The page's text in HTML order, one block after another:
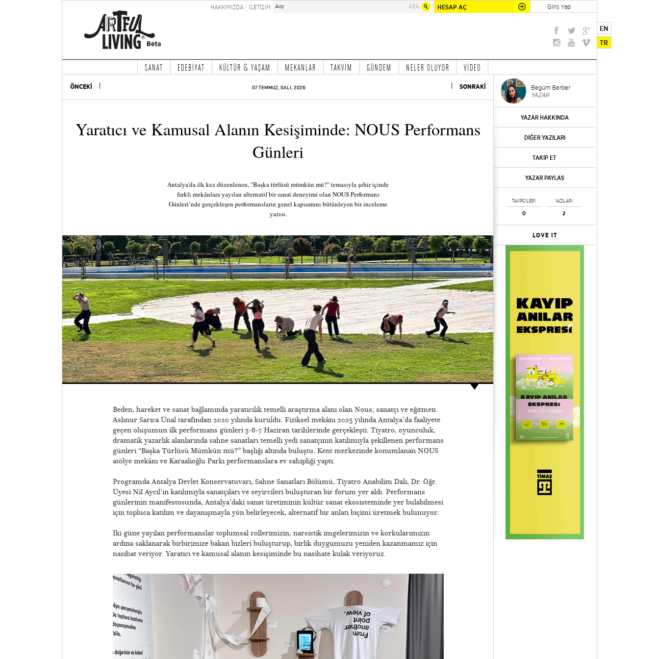
HESAP AÇ Giriş Yap
HAKKIMIZDA İLETİŞİM
EN
TR
SANAT EDEBİYAT KÜLTÜR & YAŞAM MEKANLAR TAKVİM GÜNDEM NELER OLUYOR VİDEO
ÖNCEKİ 07 TEMMUZ, SALI, 2026 SONRAKİ
Yaratıcı ve Kamusal Alanın Kesişiminde: NOUS Performans
Günleri
Antalya’da ilk kez düzenlenen, "Başka türlüsü mümkün mü?" temasıyla şehir içinde
farklı mekânlara yayılan alternatif bir sanat deneyimi olan NOUS Performans
Günleri’nde gerçekleşen performansların genel kapsamını bütünleyen bir inceleme
yazısı.
Beden, hareket ve sanat bağlamında yaratıcılık temelli araştırma alanı olan Nous; sanatçı ve eğitmen
Aslınur Sarıca Ünal tarafından 2020 yılında kuruldu. Fiziksel mekânı 2025 yılında Antalya’da faaliyete
geçen oluşumun ilk performans günleri 5-6-7 Haziran tarihlerinde gerçekleşti. Tiyatro, oyunculuk,
dramatik yazarlık alanlarında sahne sanatları temelli yedi sanatçının katılımıyla şekillenen performans
günleri “Başka Türlüsü Mümkün mü?” başlığı altında buluştu. Kent merkezinde konumlanan NOUS
atölye mekânı ve Karaalioğlu Parkı performanslara ev sahipliği yaptı.
Programda Antalya Devlet Konservatuvarı, Sahne Sanatları Bölümü, Tiyatro Anabilim Dalı, Dr. Öğr.
Üyesi Nil Aycıl’ın katılımıyla sanatçıları ve seyircileri buluşturan bir forum yer aldı. Performans
günlerinin manifestosunda, Antalya’daki sanat üretiminin kültür sanat ekosisteminde yer bulabilmesi
için topluca katılım ve dayanışmayla yön belirleyecek, alternatif bir anlatı biçimi üretmek bulunuyor.
​İki güne yayılan performanslar toplumsal rollerimizin, narsistik imgelerimizin ve korkularımızın
ardına saklanarak birbirimize bakan bizleri buluşturup, birlik duygumuzu yeniden kazanmamız için
nasihat veriyor. Yaratıcı ve kamusal alanın kesişiminde bu nasihate kulak veriyoruz.
Begüm Berber
YAZAR
YAZAR HAKKINDA
DİĞER YAZILARI
TAKİP ET
YAZAR PAYLAŞ
TAKİPÇİLERİ
0
YAZILARI
2
LOVE IT